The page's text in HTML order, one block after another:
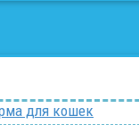
для кошек